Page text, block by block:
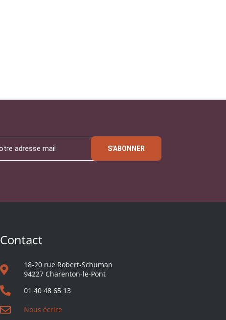
S'ABONNER
Contact
18-20 rue Robert-Schuman
94227 Charenton-le-Pont
01 40 48 65 13
Nous écrire